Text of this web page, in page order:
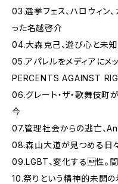
03.選挙フェス、ハロウィン
った名越啓介
04.大森克己、遊び心と未
05.アパレルをメディアにメ
PERCENTS AGAINST
06.グレート・ザ・歌舞伎
今
07.管理社会からの逃亡、
08.森山大道が見つめる日
09.LGBT、変化する性。
10.祭りという精神的未開の